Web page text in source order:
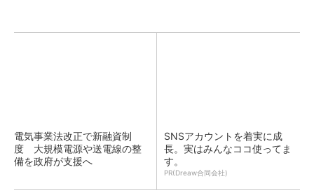
電気事業法改正で新融資制
度 大規模電源や送電線の整
備を政府が支援へ
SNSアカウントを着実に成
長。実はみんなココ使ってま
す。
PR(Dreaw合同会社)